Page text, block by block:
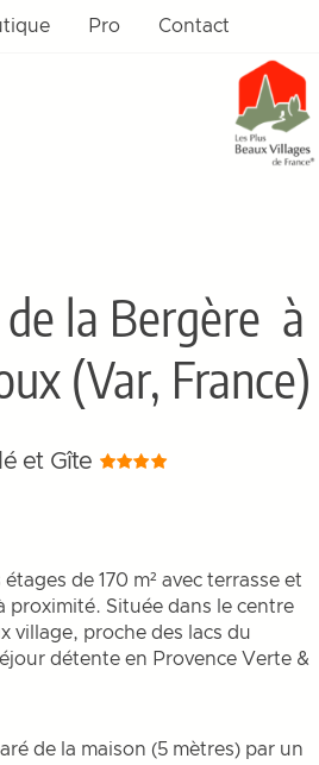
Pro Contact
la Bergère à
(Var, France)
et Gîte
de 170 m² avec terrasse et
proximité. Située dans le centre
village, proche des lacs du
détente en Provence Verte &
de la maison (5 mètres) par un